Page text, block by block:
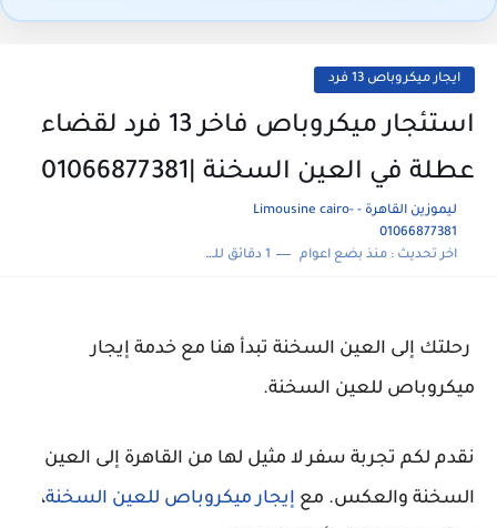
ايجار ميكروباص 13 فرد
استئجار ميكروباص فاخر 13 فرد لقضاء
عطلة في العين السخنة |01066877381
ليموزين القاهرة - Limousine cairo-
01066877381
اخر تحديث :منذ بضع اعوام 1 دقائق للقراءة
رحلتك إلى العين السخنة تبدأ هنا مع خدمة إيجار
ميكروباص للعين السخنة.
نقدم لكم تجربة سفر لا مثيل لها من القاهرة إلى العين
السخنة والعكس. مع إيجار ميكروباص للعين السخنة،